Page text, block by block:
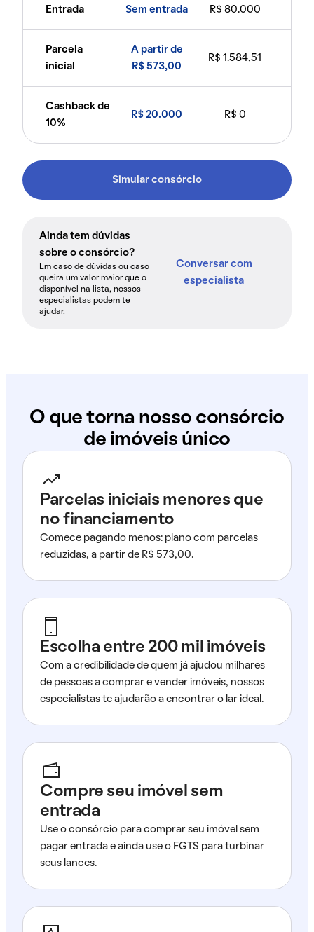
Entrada Sem entrada R$ 80.000
Parcela
inicial
A partir de
R$ 573,00
R$ 1.584,51
Cashback de
10%
R$ 20.000 R$ 0
Simular consórcio
Ainda tem dúvidas
sobre o consórcio?
Em caso de dúvidas ou caso
queira um valor maior que o
disponível na lista, nossos
especialistas podem te
ajudar.
Conversar com
especialista
O que torna nosso consórcio
de imóveis único
Parcelas iniciais menores que
no financiamento
Comece pagando menos: plano com parcelas
reduzidas, a partir de R$ 573,00.
Escolha entre 200 mil imóveis
Com a credibilidade de quem já ajudou milhares
de pessoas a comprar e vender imóveis, nossos
especialistas te ajudarão a encontrar o lar ideal.
Compre seu imóvel sem
entrada
Use o consórcio para comprar seu imóvel sem
pagar entrada e ainda use o FGTS para turbinar
seus lances.